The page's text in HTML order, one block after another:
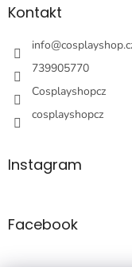
aKontakt
info@
739905770
Cosplayshopcz
cosplayshopcz
Instagram
Facebook